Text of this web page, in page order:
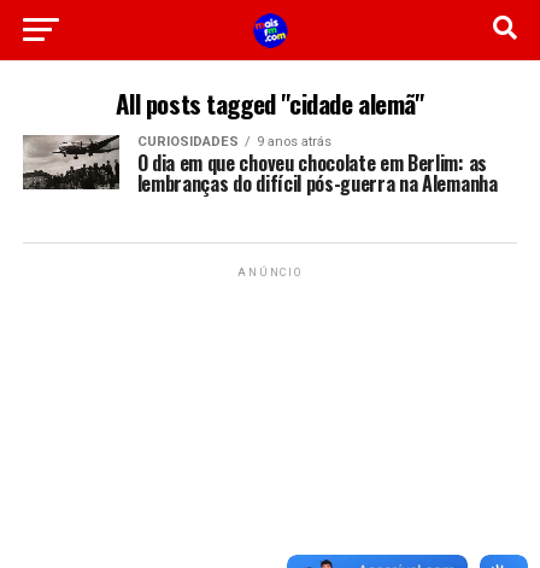
All posts tagged "cidade alemã"
CURIOSIDADES 9 anos atrás
O dia em que choveu chocolate em Berlim: as
lembranças do difícil pós-guerra na Alemanha
ANÚNCIO